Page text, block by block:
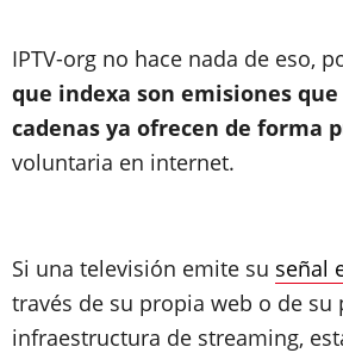
IPTV-org no hace nada de eso,
que indexa son emisiones
cadenas ya ofrecen de forma
voluntaria en internet.
Si una televisión emite su señal
través de su propia web o de su
infraestructura de streaming,